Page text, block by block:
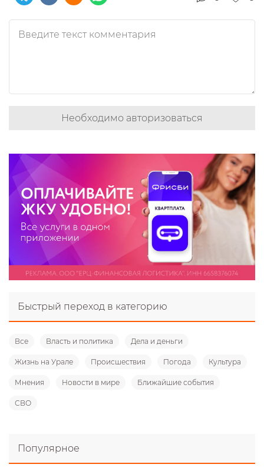
Необходимо авторизоваться
Быстрый переход в категорию
Все Власть и политика Дела и деньги
Жизнь на Урале Происшествия Погода Культура
Мнения Новости в мире Ближайшие события
СВО
Популярное